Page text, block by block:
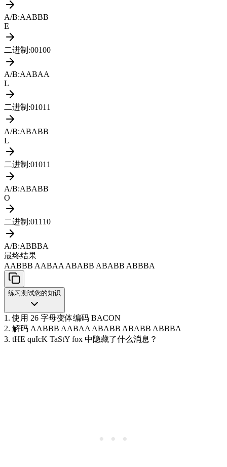
A/B:AABBB
E
二进制 :00100
A/B:AABAA
L
二进制 :01011
A/B:ABABB
L
二进制 :01011
A/B:ABABB
O
二进制 :01110
A/B:ABBBA
最终结果
AABBB AABAA ABABB ABABB ABBBA
练习测试您的知识
1. 使用 26 字母变体编码 BACON
2. 解码 AABBB AABAA ABABB ABABB ABBBA
3. tHE quIcK TaStY fox 中隐藏了什么消息？